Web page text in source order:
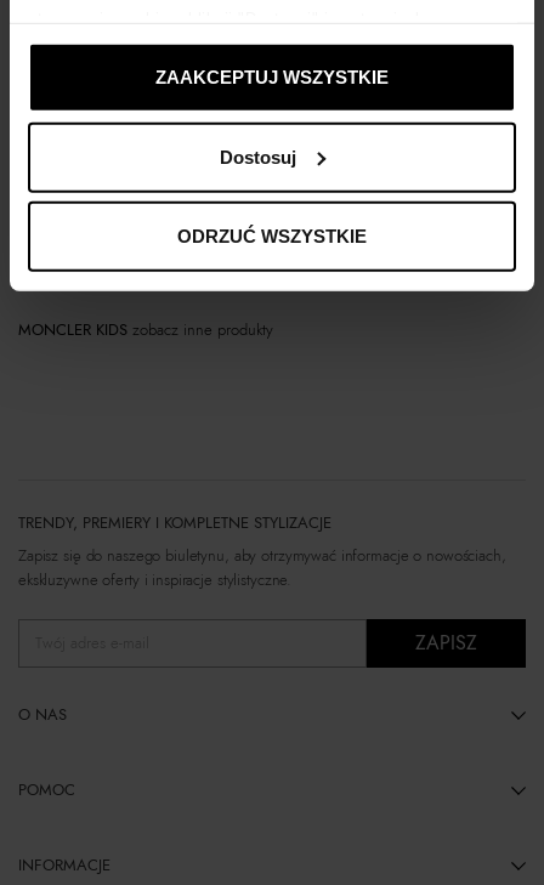
ustawienia prywatności.
ZAAKCEPTUJ WSZYSTKIE
Dostosuj
ODRZUĆ WSZYSTKIE
MONCLER KIDS zobacz inne produkty
TRENDY, PREMIERY I KOMPLETNE STYLIZACJE
Zapisz się do naszego biuletynu, aby otrzymywać informacje o nowościach,
ekskluzywne oferty i inspiracje stylistyczne.
ZAPISZ
O NAS
POMOC
INFORMACJE